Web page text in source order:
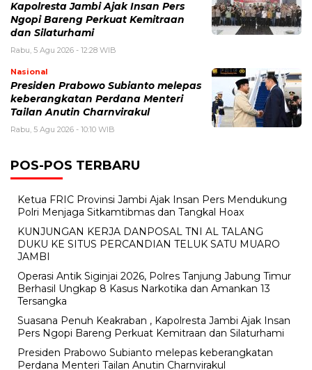
Kapolresta Jambi Ajak Insan Pers
Ngopi Bareng Perkuat Kemitraan
dan Silaturhami
Rabu, 5 Agu 2026 - 12:28 WIB
Nasional
Presiden Prabowo Subianto melepas
keberangkatan Perdana Menteri
Tailan Anutin Charnvirakul
Rabu, 5 Agu 2026 - 10:10 WIB
POS-POS TERBARU
Ketua FRIC Provinsi Jambi Ajak Insan Pers Mendukung
Polri Menjaga Sitkamtibmas dan Tangkal Hoax
KUNJUNGAN KERJA DANPOSAL TNI AL TALANG
DUKU KE SITUS PERCANDIAN TELUK SATU MUARO
JAMBI
Operasi Antik Siginjai 2026, Polres Tanjung Jabung Timur
Berhasil Ungkap 8 Kasus Narkotika dan Amankan 13
Tersangka
Suasana Penuh Keakraban , Kapolresta Jambi Ajak Insan
Pers Ngopi Bareng Perkuat Kemitraan dan Silaturhami
Presiden Prabowo Subianto melepas keberangkatan
Perdana Menteri Tailan Anutin Charnvirakul